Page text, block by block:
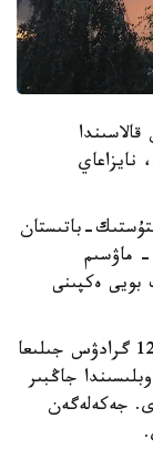
قالاسىندا
نايزاعاي
باتىستان
سوققان جەل وڭتۇستىك-باتىسقا اۋىسىپ، 27- ماۋسىم
تاۋلىك بويى ەكپىنى
27- ماۋسىمدا اۋا تەمپەراتۋراسى كۇندىز 10-12 گرادۋس جىلىعا
وبلىسىندا جاڭبىر
جەكەلەگەن